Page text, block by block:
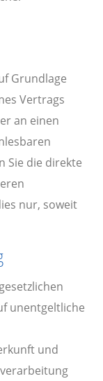
Grundlage
Vertrags
an einen
Sie die direkte
nur, soweit
unentgeltliche
und